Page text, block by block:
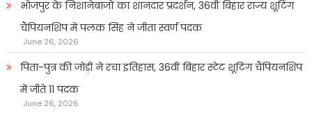
भोजपुर के निशानेबाजों का शानदार प्रदर्शन, 36वीं बिहार राज्य शूटिंग
चैंपियनशिप में पलक सिंह ने जीता स्वर्ण पदक
June 26, 2026
पिता-पुत्र की जोड़ी ने रचा इतिहास, 36वीं बिहार स्टेट शूटिंग चैंपियनशिप
में जीते 11 पदक
June 26, 2026